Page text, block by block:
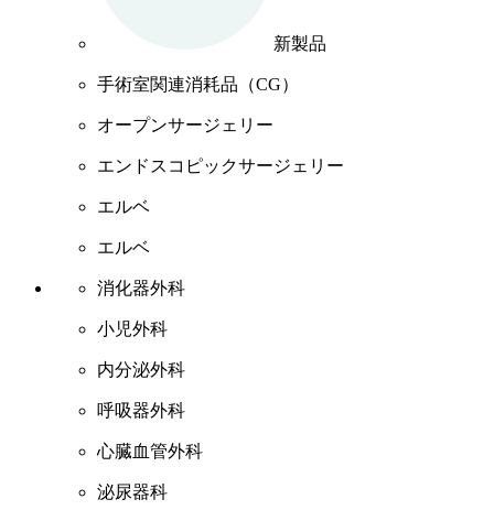
新製品
手術室関連消耗品（CG）
オープンサージェリー
エンドスコピックサージェリー
エルベ
エルベ
消化器外科
小児外科
内分泌外科
呼吸器外科
心臓血管外科
泌尿器科